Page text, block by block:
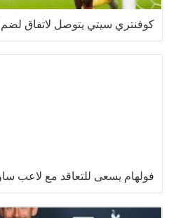
كوفنتري سيتي يتوصل لاتفاق لضم
فولهام يسعى للتعاقد مع لاعب